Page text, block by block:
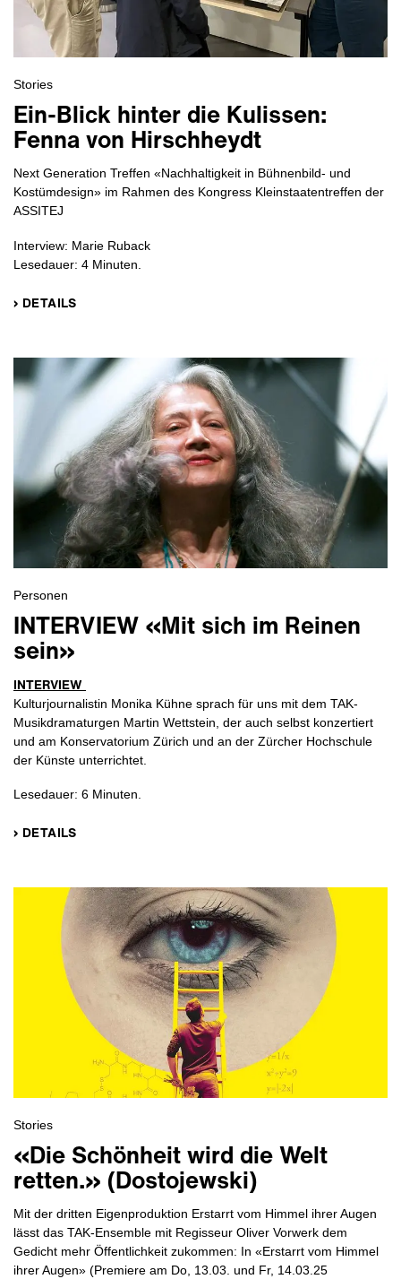
Stories
Ein-Blick hinter die Kulissen:
Fenna von Hirschheydt
Next Generation Treffen «Nachhaltigkeit in Bühnenbild- und
Kostümdesign» im Rahmen des Kongress Kleinstaatentreffen der
ASSITEJ
Interview: Marie Ruback
Lesedauer: 4 Minuten.
› DETAILS
Personen
INTERVIEW «Mit sich im Reinen
sein»
INTERVIEW
Kulturjournalistin Monika Kühne sprach für uns mit dem TAK-
Musikdramaturgen Martin Wettstein, der auch selbst konzertiert
und am Konservatorium Zürich und an der Zürcher Hochschule
der Künste unterrichtet.
Lesedauer: 6 Minuten.
› DETAILS
Stories
«Die Schönheit wird die Welt
retten.» (Dostojewski)
Mit der dritten Eigenproduktion Erstarrt vom Himmel ihrer Augen
lässt das TAK-Ensemble mit Regisseur Oliver Vorwerk dem
Gedicht mehr Öffentlichkeit zukommen: In «Erstarrt vom Himmel
ihrer Augen» (Premiere am Do, 13.03. und Fr, 14.03.25